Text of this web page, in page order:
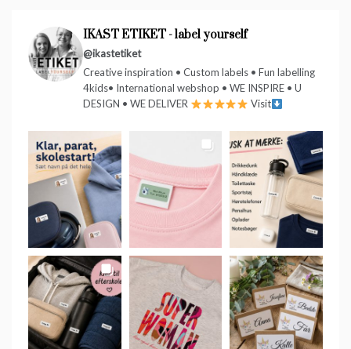
IKAST ETIKET - label yourself
@ikastetiket
Creative inspiration • Custom labels • Fun labelling
4kids• International webshop • WE INSPIRE • U
DESIGN • WE DELIVER
Visit